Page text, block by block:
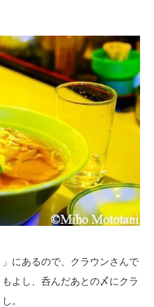
にあるので、クラウンさんで
よし、呑んだあとの〆にクラ
。